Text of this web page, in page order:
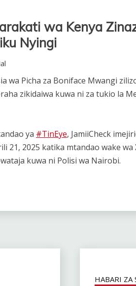
wa Kenya
Nyingi
wa Picha za Boniface Mwangi
zikidaiwa kuwa ni za tukio la
ya #TinEye, JamiiCheck
21, 2025 katika mtandao wake wa
kuwa ni Polisi wa Nairobi.
HABARI ZA